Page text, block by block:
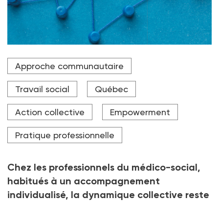
Basée sur des notions d'empowerment, l'approche
communautaire pourrait devenir le fil rouge du travail
Crédit photo Mélanie Kochert
Approche communautaire
Travail social Québec
Action collective Empowerment
Pratique professionnelle
Chez les professionnels du médico-social,
habitués à un accompagnement
individualisé, la dynamique collective reste